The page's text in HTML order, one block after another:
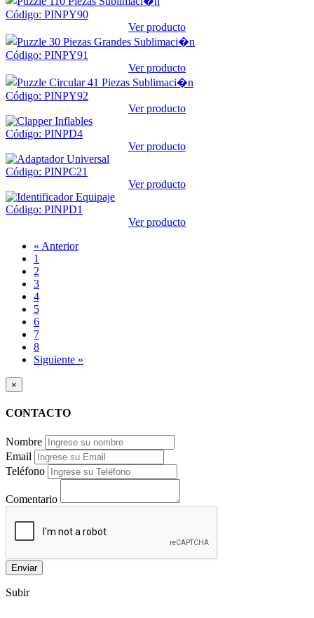
Código: PINPY90
Ver producto
Código: PINPY91
Ver producto
Código: PINPY92
Ver producto
Código: PINPD4
Ver producto
Código: PINPC21
Ver producto
Código: PINPD1
Ver producto
« Anterior
1
2
3
4
5
6
7
8
Siguiente »
×
CONTACTO
Nombre
Email
Teléfono
Comentario
Enviar
Subir